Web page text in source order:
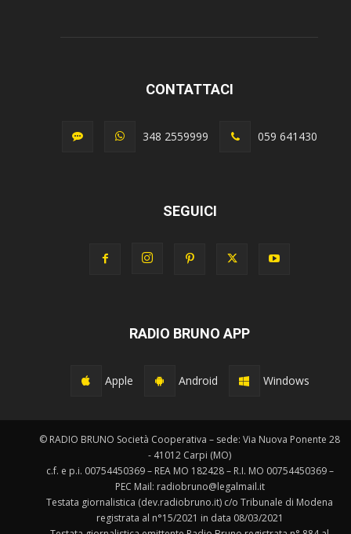
CONTATTACI
348 2559999 059 641430
SEGUICI
RADIO BRUNO APP
Apple Android Windows
© RADIO BRUNO Società Cooperativa – sede: Via Nuova Ponente 28
- 41012 Carpi (MO)
c.f. e p.i. 00754450369 – REA MO 182428 – R.I. MO 00754450369 –
PEC Mail: radiobruno@legalmail.it
Testata giornalistica (dev.radiobruno.it) c/o Tribunale di Modena
registrata al n°15/2021 in data 08/03/2021